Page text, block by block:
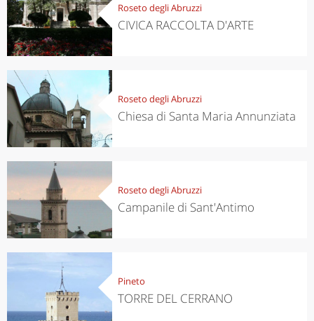
Roseto degli Abruzzi
CIVICA RACCOLTA D'ARTE
Roseto degli Abruzzi
Chiesa di Santa Maria Annunziata
Roseto degli Abruzzi
Campanile di Sant'Antimo
Pineto
TORRE DEL CERRANO